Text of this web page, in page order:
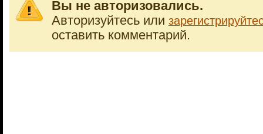
Вы не авторизовались.
Авторизуйтесь или
оставить комментарий.